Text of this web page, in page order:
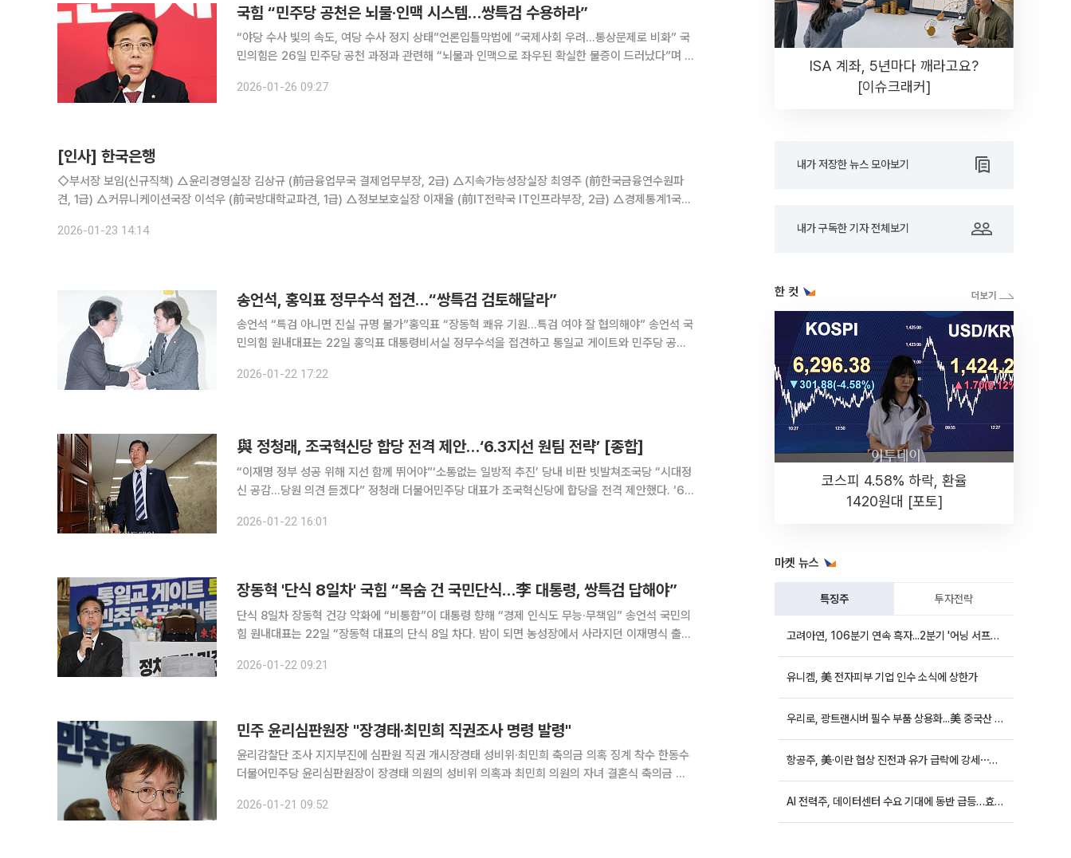
국힘 “민주당 공천은 뇌물·인맥 시스템…쌍특검 수용하라”
“야당 수사 빛의 속도, 여당 수사 정지 상태”언론입틀막법에 “국제사회 우려…통상문제로 비화” 국
민의힘은 26일 민주당 공천 과정과 관련해 “뇌물과 인맥으로 좌우된 확실한 물증이 드러났다”며 통
“야당 인사들에 대한 수사는 빛의 속도로 진행되는데, 전재수·김병
2026-01-26 09:27
[인사] 한국은행
◇부서장 보임(신규직책) △윤리경영실장 김상규 (前금융업무국 결제업무부장, 2급) △지속가능성장실장 최영주 (前한국금융연수원파
견, 1급) △커뮤니케이션국장 이석우 (前국방대학교파견, 1급) △정보보호실장 이재율 (前IT전략국 IT인프라부장, 2급) △경제통계1국장
2026-01-23 14:14
송언석, 홍익표 정무수석 접견…“쌍특검 검토해달라”
송언석 “특검 아니면 진실 규명 불가”홍익표 “장동혁 쾌유 기원…특검 여야 잘 협의해야” 송언석 국
민의힘 원내대표는 22일 홍익표 대통령비서실 정무수석을 접견하고 통일교 게이트와 민주당 공천
에서 홍 정무수석을 만나 “장동혁 대표가 8일간 단식을 이어가다
2026-01-22 17:22
與 정청래, 조국혁신당 합당 전격 제안…‘6.3지선 원팀 전략’ [종합]
“이재명 정부 성공 위해 지선 함께 뛰어야”‘소통없는 일방적 추진’ 당내 비판 빗발쳐조국당 “시대정
신 공감…당원 의견 듣겠다” 정청래 더불어민주당 대표가 조국혁신당에 합당을 전격 제안했다. ‘6·3
이 커지고 있다. 정 대표는 22일 국회에서 긴급기자회
2026-01-22 16:01
장동혁 '단식 8일차' 국힘 “목숨 건 국민단식…李 대통령, 쌍특검 답해야”
단식 8일차 장동혁 건강 악화에 “비통함”이 대통령 향해 “경제 인식도 무능·무책임” 송언석 국민의
힘 원내대표는 22일 “장동혁 대표의 단식 8일 차다. 밤이 되면 농성장에서 사라지던 이재명식 출퇴
원내대표는 이날 국회 로텐더홀에서 열린 최고위원회의에서
2026-01-22 09:21
민주 윤리심판원장 "장경태·최민희 직권조사 명령 발령"
윤리감찰단 조사 지지부진에 심판원 직권 개시장경태 성비위·최민희 축의금 의혹 징계 착수 한동수
더불어민주당 윤리심판원장이 장경태 의원의 성비위 의혹과 최민희 의원의 자녀 결혼식 축의금 논
송에서 "지난 19일 장 의원의 성 관련 비위 의혹과 최 의원의 결
2026-01-21 09:52
ISA 계좌, 5년마다 깨라고요?
[이슈크래커]
내가 저장한 뉴스 모아보기
내가 구독한 기자 전체보기
한 컷
코스피 4.58% 하락, 환율
1420원대 [포토]
마켓 뉴스
특징주 투자전략
고려아연, 106분기 연속 흑자...2분기 '어닝 서프라이즈'에 장 초반 12%대 강세
유니켐, 美 전자피부 기업 인수 소식에 상한가
우리로, 광트랜시버 필수 부품 상용화...美 중국산 퇴출 추진에 상승세
항공주, 美·이란 협상 진전과 유가 급락에 강세⋯한진칼 8%↑
AI 전력주, 데이터센터 수요 기대에 동반 급등…효성중공업 10%↑